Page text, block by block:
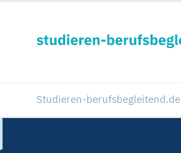
Studieren-berufsbegleitend.de